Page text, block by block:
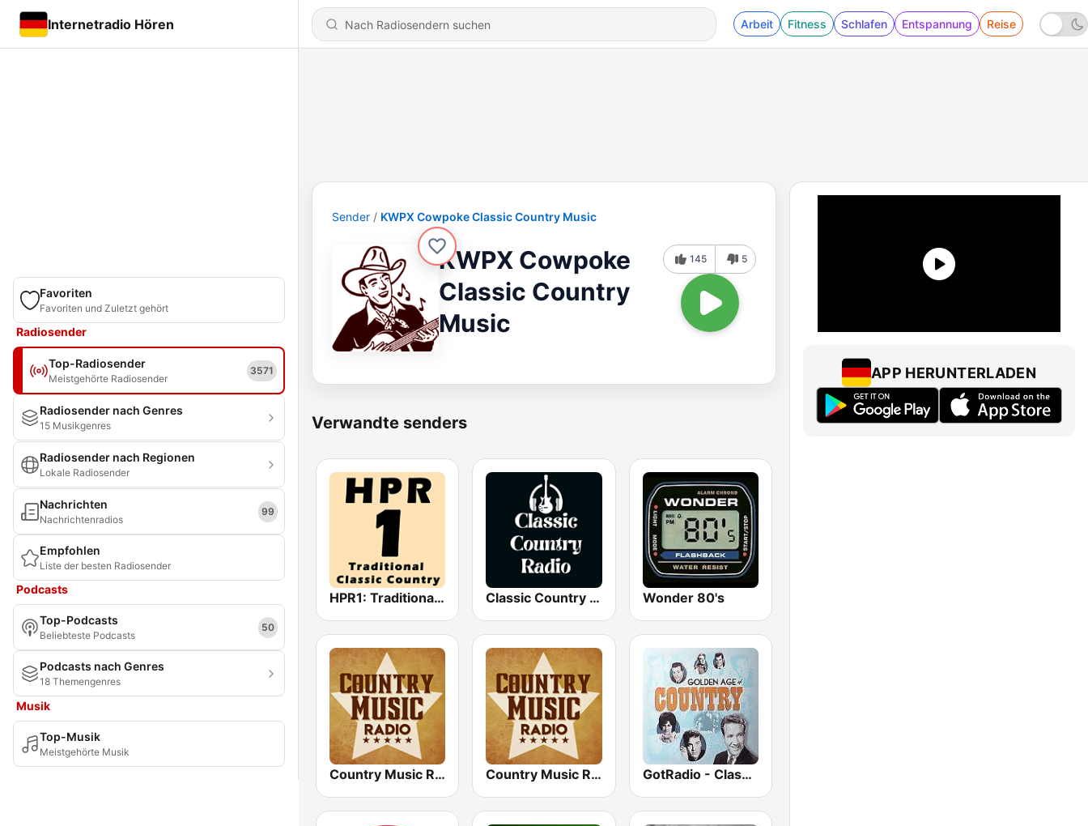
Internetradio Hören Arbeit Fitness Schlafen Entspannung Reise
Favoriten
Favoriten und Zuletzt gehört
Radiosender
Top-Radiosender
Meistgehörte Radiosender
3571
Radiosender nach Genres
15 Musikgenres
Radiosender nach Regionen
Lokale Radiosender
Nachrichten
Nachrichtenradios
99
Empfohlen
Liste der besten Radiosender
Podcasts
Top-Podcasts
Beliebteste Podcasts
50
Podcasts nach Genres
18 Themengenres
Musik
Top-Musik
Meistgehörte Musik
Sender KWPX Cowpoke Classic Country Music
KWPX Cowpoke
Classic Country
Music
145 5
Verwandte senders
HPR1: Traditional Classic Country Classic Country Radio Wonder 80's
Country Music Radio - 80's Country Country Music Radio - 90's Country GotRadio - Classic Country
APP HERUNTERLADEN